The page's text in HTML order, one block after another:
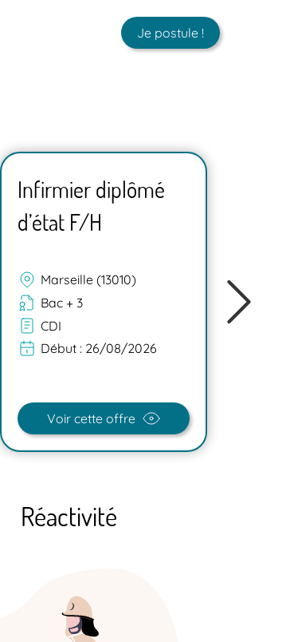
Je postule !
Infirmier diplômé
d’état F/H
Marseille (13010)
Bac + 3
CDI
Début : 26/08/2026
Voir cette offre
Réactivité